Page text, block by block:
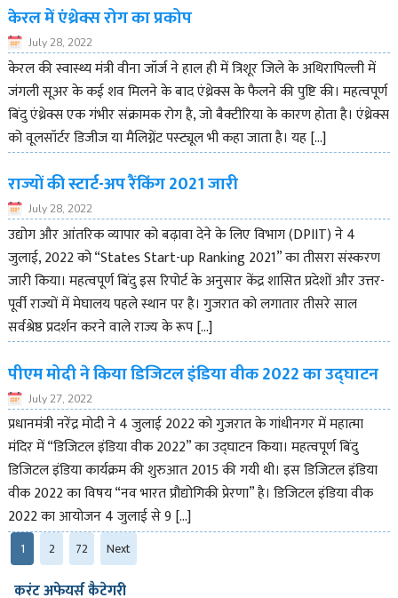
केरल में एंथ्रेक्स रोग का प्रकोप
July 28, 2022
केरल की स्वास्थ्य मंत्री वीना जॉर्ज ने हाल ही में त्रिशूर जिले के अथिरापिल्ली में
जंगली सूअर के कई शव मिलने के बाद एंथ्रेक्स के फैलने की पुष्टि की। महत्वपूर्ण
बिंदु एंथ्रेक्स एक गंभीर संक्रामक रोग है, जो बैक्टीरिया के कारण होता है। एंथ्रेक्स
को वूलसॉर्टर डिजीज या मैलिग्नेंट पस्ट्यूल भी कहा जाता है। यह […]
राज्यों की स्टार्ट-अप रैंकिंग 2021 जारी
July 28, 2022
उद्योग और आंतरिक व्यापार को बढ़ावा देने के लिए विभाग (DPIIT) ने 4
जुलाई, 2022 को “States Start-up Ranking 2021” का तीसरा संस्करण
जारी किया। महत्वपूर्ण बिंदु इस रिपोर्ट के अनुसार केंद्र शासित प्रदेशों और उत्तर-
पूर्वी राज्यों में मेघालय पहले स्थान पर है। गुजरात को लगातार तीसरे साल
सर्वश्रेष्ठ प्रदर्शन करने वाले राज्य के रूप […]
पीएम मोदी ने किया डिजिटल इंडिया वीक 2022 का उद्घाटन
July 27, 2022
प्रधानमंत्री नरेंद्र मोदी ने 4 जुलाई 2022 को गुजरात के गांधीनगर में महात्मा
मंदिर में “डिजिटल इंडिया वीक 2022” का उद्घाटन किया। महत्वपूर्ण बिंदु
डिजिटल इंडिया कार्यक्रम की शुरुआत 2015 की गयी थी। इस डिजिटल इंडिया
वीक 2022 का विषय “नव भारत प्रौद्योगिकी प्रेरणा” है। डिजिटल इंडिया वीक
2022 का आयोजन 4 जुलाई से 9 […]
1 2 72 Next
करंट अफेयर्स कैटेगरी